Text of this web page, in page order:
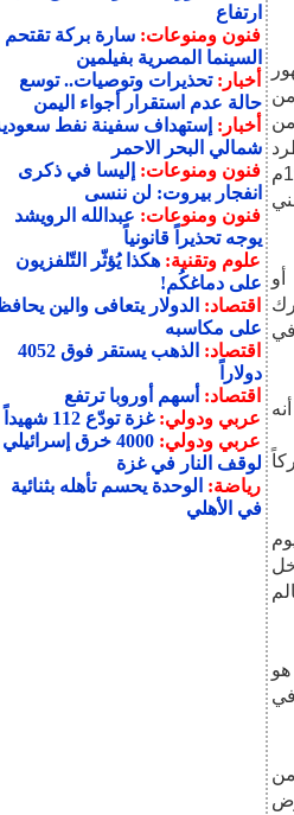
من
المستعمر الذي تجسد بعد قيامها بعام من خلال تفجير ثورة 14 أكتوبر 1963م
ارتفاع
فنون ومنوعات:سارة بركة تقتحم
السينما المصرية بفيلمين
أخبار:تحذيرات وتوصيات.. توسع
حالة عدم استقرار أجواء اليمن
أخبار: إستهداف سفينة نفط
شمالي البحر الاحمر
فنون ومنوعات: إليسا في ذكرى
انفجار بيروت: لن ننسى
فنون ومنوعات: عبدالله الرويشد
يوجه تحذيراً قانونياً
علوم وتقنية:هكذا يُؤثّر التّلفزيون
على دماغكُم!
اقتصاد: الدولار يتعافى والين
على مكاسبه
اقتصاد:
الذهب يستقر فوق 4052
دولاراً
اقتصاد: أسهم أوروبا ترتفع
عربي ودولي:غزة تودّع 112 شهيداً
عربي ودولي:
4000 خرق إسرائيلي
لوقف النار في غزة
رياضة: الوحدة يحسم تأهله بثنائية
في الأهلي